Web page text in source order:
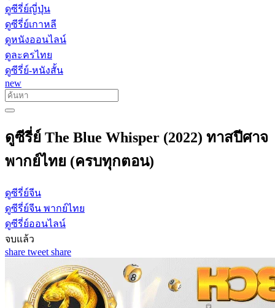
ดูซีรี่ย์ญี่ปุ่น
ดูซีรี่ย์เกาหลี
ดูหนังออนไลน์
ดูละครไทย
ดูซีรี่ย์-หนังสั้น
new
ดูซีรี่ย์ The Blue Whisper (2022) ทาสปีศาจ
พากย์ไทย (ครบทุกตอน)
ดูซีรี่ย์จีน
ดูซีรี่ย์จีน พากย์ไทย
ดูซีรี่ย์ออนไลน์
จบแล้ว
share tweet share